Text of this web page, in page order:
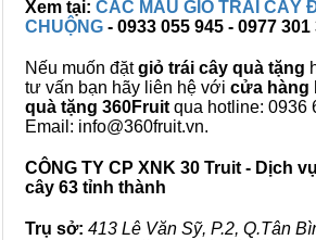
Xem tại: CÁC MẪU GIỎ TRÁI CÂY
CHUỘNG - 0933 055 945 - 0977 301
Nếu muốn đặtgiỏ trái cây quà tặng
tư vấn bạn hãy liên hệ với cửa hàng
quà tặng 360Fruit qua hotline: 0936
Email: info@360fruit.vn.
CÔNG TY CP XNK 30 Truit - Dịch
cây 63 tỉnh thành
Trụ sở: 413 Lê Văn Sỹ, P.2, Q.Tân